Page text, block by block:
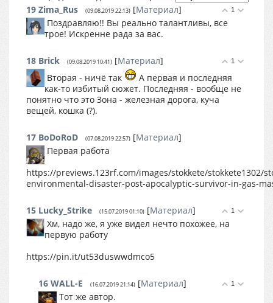
1
19 Zima_Rus (09.08.2019 22:13) [Материал]
Поздравляю!! Вы реально талантливы, все
трое! Искренне рада за вас.
1
18 Brick (09.08.2019 10:41) [Материал]
Вторая - ничё так
А первая и последняя
как-то избитый сюжет. Последняя - вообще не
понятно что это Зона - железная дорога, куча
вещей, кошка (?).
17 BoDoRoD (07.08.2019 22:57) [Материал]
Первая работа
https://previews.123rf.com/images/stokkete/stokkete1302/
environmental-disaster-post-apocalyptic-survivor-in-gas-
1
15 Lucky_Strike (15.07.2019 01:10) [Материал]
Хм, надо же, я уже видел нечто похожее, на
первую работу
https://pin.it/ut53duswwdmco5
1
16 WALL-E (16.07.2019 21:14) [Материал]
Тот же автор.